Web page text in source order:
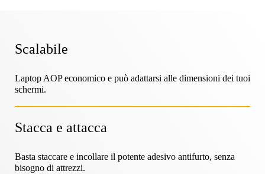
Punto vendita
Fai da te e ristrutturazione
Ipermercato e alimentari
Operatori di telefonia mobile
MagStand
Sostenibilità
Opportunità di lavoro presso InVue
Partner commerciali
Guide alle istruzioni
Scalabile
Laptop AOP economico e può adattarsi alle dimensioni dei tuoi
schermi.
Stacca e attacca
Basta staccare e incollare il potente adesivo antifurto, senza
bisogno di attrezzi.